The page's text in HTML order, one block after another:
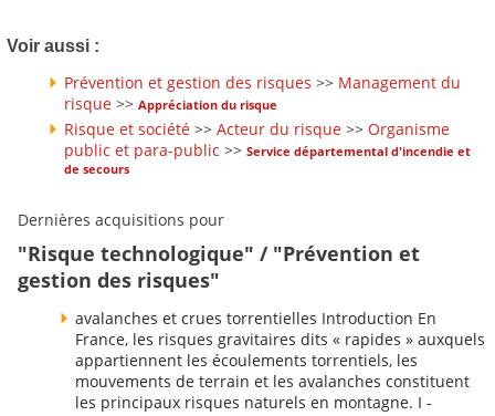
Voir aussi :
Prévention et gestion des risques >> Management du
risque >> Appréciation du risque
Risque et société >> Acteur du risque >> Organisme
public et para-public >> Service départemental d'incendie et
de secours
Dernières acquisitions pour
"Risque technologique" / "Prévention et
gestion des risques"
avalanches et crues torrentielles Introduction En
France, les risques gravitaires dits « rapides » auxquels
appartiennent les écoulements torrentiels, les
mouvements de terrain et les avalanches constituent
les principaux risques naturels en montagne. I -